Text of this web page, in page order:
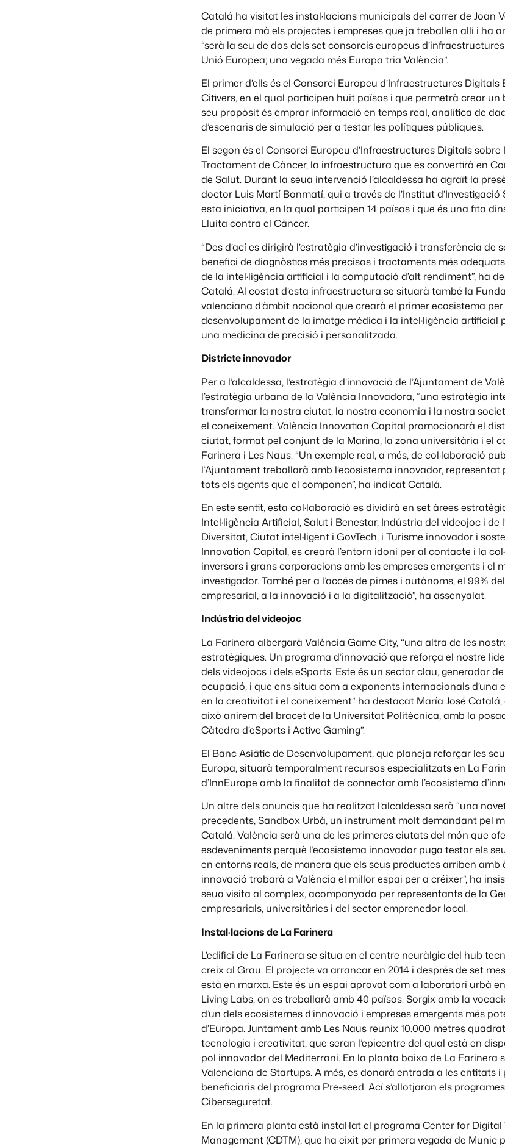
Catalá ha visitat les instal·lacions municipals del carrer de Joan
de primera mà els projectes i empreses que ja treballen allí i ha
“serà la seu de dos dels set consorcis europeus
Unió Europea; una vegada més Europa tria València”.
El primer d’ells és el Consorci Europeu d’Infraestructures Digitals
Citivers, en el qual participen huit països i que permetrà crear un
seu propòsit és emprar informació en temps real, analítica de
d’escenaris de simulació per a testar les polítiques públiques.
El segon és el Consorci Europeu d’Infraestructures Digitals sobre
Tractament de Càncer, la infraestructura que es convertirà en
de Salut. Durant la seua intervenció l’alcaldessa ha agraït la
doctor Luis Martí Bonmatí, qui a través de l’Institut
esta iniciativa, en la qual participen 14 països i que és una fita
Lluita contra el Càncer.
“Des d’ací es dirigirà l’estratègia d’investigació i transferència de
benefici de diagnòstics més precisos i tractaments més
de la intel·ligència artificial i la computació d’alt rendiment”, ha
Catalá. Al costat d’esta infraestructura se situarà també la
valenciana d’àmbit nacional que crearà el primer ecosistema
desenvolupament de la imatge mèdica i la intel·ligència artificial
una medicina de precisió i personalitzada.
Districte innovador
Per a l’alcaldessa, l’estratègia d’innovació de l’Ajuntament de
l’estratègia urbana de la València Innovadora, “una estratègia
transformar la nostra ciutat, la nostra economia i la nostra
el coneixement. València Innovation Capital promocionarà el
ciutat, format pel conjunt de la Marina, la zona universitària i el
Farinera i Les Naus. “Un exemple real, a més, de col·laboració
l’Ajuntament treballarà amb l’ecosistema innovador, representat
tots els agents que el componen”, ha indicat Catalá.
En este sentit, esta col·laboració es dividirà en set àrees
Intel·ligència Artificial, Salut i Benestar, Indústria del videojoc i de
Diversitat, Ciutat intel·ligent i GovTech, i Turisme innovador i
Innovation Capital, es crearà l’entorn idoni per al contacte i la
inversors i grans corporacions amb les empreses emergents i el
investigador. També per a l’accés de pimes i autònoms, el 99%
empresarial, a la innovació i a la digitalització”, ha assenyalat.
Indústria del videojoc
La Farinera albergarà València Game City, “una altra de les
estratègiques. Un programa d’innovació que reforça el nostre
dels videojocs i dels eSports. Este és un sector clau, generador
ocupació, i que ens situa com a exponents internacionals d’una
en la creativitat i el coneixement” ha destacat María José Catalá,
això anirem del bracet de la Universitat Politècnica, amb la
Càtedra d’eSports i Active Gaming”.
El Banc Asiàtic de Desenvolupament, que planeja reforçar les
Europa, situarà temporalment recursos especialitzats en La
d’InnEurope amb la finalitat de connectar amb l’ecosistema
Un altre dels anuncis que ha realitzat l’alcaldessa serà “una
precedents, Sandbox Urbà, un instrument molt demandant pel
Catalá. València serà una de les primeres ciutats del món que
esdeveniments perquè l’ecosistema innovador puga testar els
en entorns reals, de manera que els seus productes arriben amb
innovació trobarà a València el millor espai per a créixer”, ha
seua visita al complex, acompanyada per representants de la
empresarials, universitàries i del sector emprenedor local.
Instal·lacions de La Farinera
L’edifici de La Farinera se situa en el centre neuràlgic del hub
creix al Grau. El projecte va arrancar en 2014 i després de set
està en marxa. Este és un espai aprovat com a laboratori urbà
Living Labs, on es treballarà amb 40 països. Sorgix amb la
d’un dels ecosistemes d’innovació i empreses emergents més
d’Europa. Juntament amb Les Naus reunix 10.000 metres
tecnologia i creativitat, que seran l’epicentre del qual està en
pol innovador del Mediterrani. En la planta baixa de La Farinera
Valenciana de Startups. A més, es donarà entrada a les entitats
beneficiaris del programa Pre-seed. Ací s’allotjaran els
Ciberseguretat.
En la primera planta està instal·lat el programa Center for Digital
Management (CDTM), que ha eixit per primera vegada de Munic